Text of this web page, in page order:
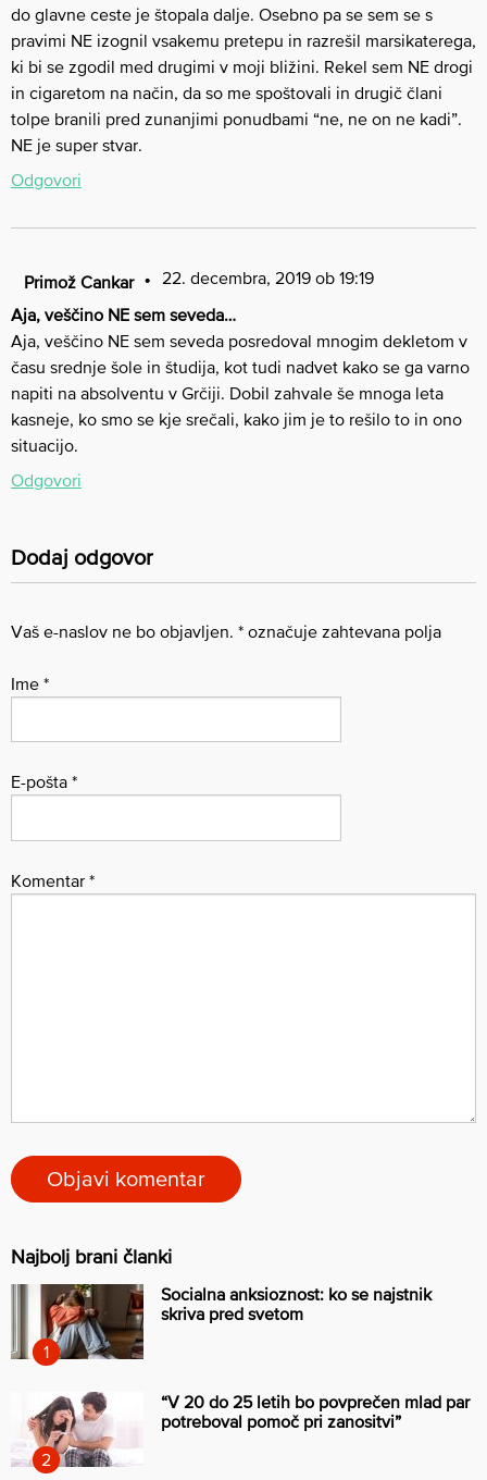
do glavne ceste je štopala dalje. Osebno pa se sem se s
pravimi NE izognil vsakemu pretepu in razrešil marsikaterega,
ki bi se zgodil med drugimi v moji bližini. Rekel sem NE drogi
in cigaretom na način, da so me spoštovali in drugič člani
tolpe branili pred zunanjimi ponudbami “ne, ne on ne kadi”.
NE je super stvar.
Odgovori
Primož Cankar
22. decembra, 2019 ob 19:19
Aja, veščino NE sem seveda…
Aja, veščino NE sem seveda posredoval mnogim dekletom v
času srednje šole in študija, kot tudi nadvet kako se ga varno
napiti na absolventu v Grčiji. Dobil zahvale še mnoga leta
kasneje, ko smo se kje srečali, kako jim je to rešilo to in ono
situacijo.
Odgovori
Dodaj odgovor
Vaš e-naslov ne bo objavljen. * označuje zahtevana polja
Ime *
E-pošta *
Komentar *
Najbolj brani članki
Socialna anksioznost: ko se najstnik
skriva pred svetom
“V 20 do 25 letih bo povprečen mlad par
potreboval pomoč pri zanositvi”